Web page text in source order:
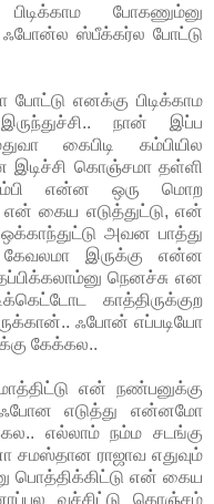
போகணும்னு
ஸ்பீக்கர்ல போட்டு
எனக்கு பிடிக்காம
நான் இப்ப
கைபிடி கம்பியில
கொஞ்சமா தள்ளி
என்ன ஒரு மொற
என் கைய எடுத்துட்டு, என்
அவன பாத்து
கேவலமா இருக்கு என்ன
நெனச்சு என
காத்திருக்குற
ஃபோன் எப்படியோ
கேக்கல..
என் நண்பனுக்கு
எடுத்து என்னமோ
எல்லாம் நம்ம சடங்கு
ராஜாவ எதுவும்
பொத்திக்கிட்டு என் கைய
வச்சிட்டு கொஞ்சம்